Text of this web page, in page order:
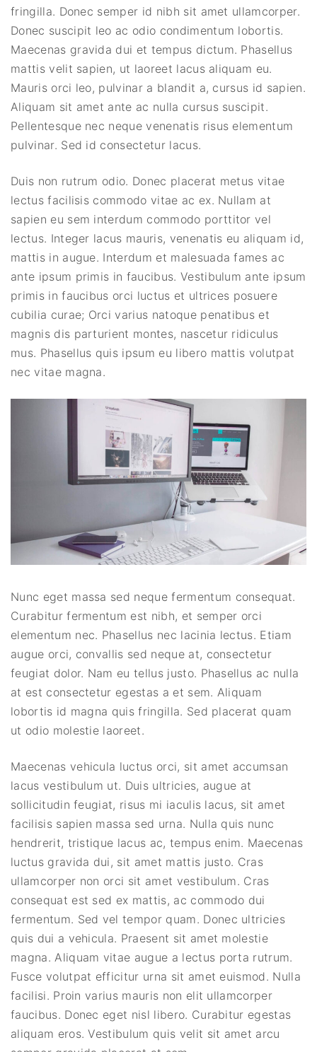
fringilla. Donec semper id nibh sit amet ullamcorper.
Donec suscipit leo ac odio condimentum lobortis.
Maecenas gravida dui et tempus dictum. Phasellus
mattis velit sapien, ut laoreet lacus aliquam eu.
Mauris orci leo, pulvinar a blandit a, cursus id sapien.
Aliquam sit amet ante ac nulla cursus suscipit.
Pellentesque nec neque venenatis risus elementum
pulvinar. Sed id consectetur lacus.
Duis non rutrum odio. Donec placerat metus vitae
lectus facilisis commodo vitae ac ex. Nullam at
sapien eu sem interdum commodo porttitor vel
lectus. Integer lacus mauris, venenatis eu aliquam id,
mattis in augue. Interdum et malesuada fames ac
ante ipsum primis in faucibus. Vestibulum ante ipsum
primis in faucibus orci luctus et ultrices posuere
cubilia curae; Orci varius natoque penatibus et
magnis dis parturient montes, nascetur ridiculus
mus. Phasellus quis ipsum eu libero mattis volutpat
nec vitae magna.
Nunc eget massa sed neque fermentum consequat.
Curabitur fermentum est nibh, et semper orci
elementum nec. Phasellus nec lacinia lectus. Etiam
augue orci, convallis sed neque at, consectetur
feugiat dolor. Nam eu tellus justo. Phasellus ac nulla
at est consectetur egestas a et sem. Aliquam
lobortis id magna quis fringilla. Sed placerat quam
ut odio molestie laoreet.
Maecenas vehicula luctus orci, sit amet accumsan
lacus vestibulum ut. Duis ultricies, augue at
sollicitudin feugiat, risus mi iaculis lacus, sit amet
facilisis sapien massa sed urna. Nulla quis nunc
hendrerit, tristique lacus ac, tempus enim. Maecenas
luctus gravida dui, sit amet mattis justo. Cras
ullamcorper non orci sit amet vestibulum. Cras
consequat est sed ex mattis, ac commodo dui
fermentum. Sed vel tempor quam. Donec ultricies
quis dui a vehicula. Praesent sit amet molestie
magna. Aliquam vitae augue a lectus porta rutrum.
Fusce volutpat efficitur urna sit amet euismod. Nulla
facilisi. Proin varius mauris non elit ullamcorper
faucibus. Donec eget nisl libero. Curabitur egestas
aliquam eros. Vestibulum quis velit sit amet arcu